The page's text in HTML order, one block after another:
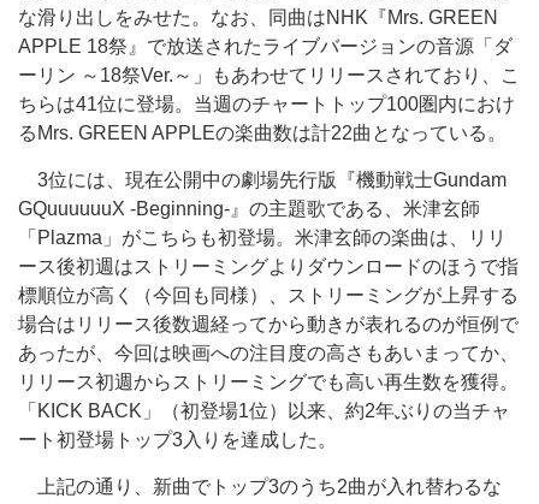
な滑り出しをみせた。なお、同曲はNHK『Mrs. GREEN
APPLE 18祭』で放送されたライブバージョンの音源「ダ
ーリン ～18祭Ver.～」もあわせてリリースされており、こ
ちらは41位に登場。当週のチャートトップ100圏内におけ
るMrs. GREEN APPLEの楽曲数は計22曲となっている。
3位には、現在公開中の劇場先行版『機動戦士Gundam
GQuuuuuuX -Beginning-』の主題歌である、米津玄師
「Plazma」がこちらも初登場。米津玄師の楽曲は、リリ
ース後初週はストリーミングよりダウンロードのほうで指
標順位が高く（今回も同様）、ストリーミングが上昇する
場合はリリース後数週経ってから動きが表れるのが恒例で
あったが、今回は映画への注目度の高さもあいまってか、
リリース初週からストリーミングでも高い再生数を獲得。
「KICK BACK」（初登場1位）以来、約2年ぶりの当チャ
ート初登場トップ3入りを達成した。
上記の通り、新曲でトップ3のうち2曲が入れ替わるな